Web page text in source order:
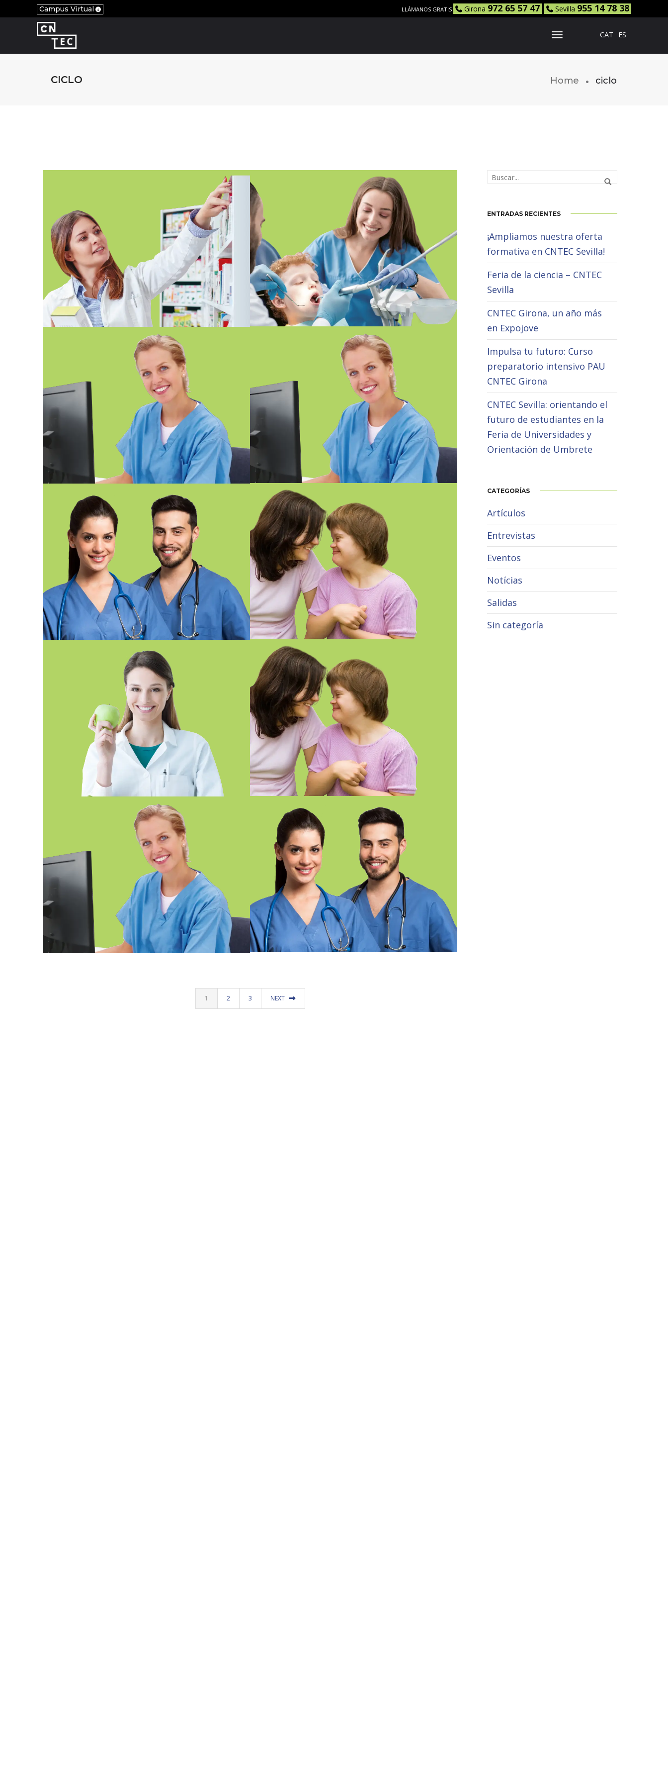
Campus Virtual LLÁMANOS GRATIS Girona 972 65 57 47 Sevilla 955 14 78 38
Toggle Navigation
ES
CAT
CICLO Home ciclo
FP EN FARMACIA Y
PARAFARMACIA ONLINE SEVILLA
FP EN HIGIENE BUCODENTAL
ONLINE SEVILLA
TÉCNICO/A EN DOCUMENTACIÓN
Y ADMINISTRACIÓN SANITARIAS
GIRONA
FP EN DOCUMENTACIÓN Y
ADMINISTRACIÓN SANITARIAS
ONLINE GIRONA
FP SUPERIOR EN INTEGRACIÓN
SOCIAL ONLINE GIRONA
FP EN CUIDADOS AUXILIARES DE
ENFERMERÍA ONLINE GIRONA
FP SUPERIOR EN INTEGRACIÓN
SOCIAL ONLINE SEVILLA
FP SUPERIOR EN DIETÉTICA
ONLINE SEVILLA
FP EN CUIDADOS AUXILIARES DE
ENFERMERÍA ONLINE SEVILLA
FP EN DOCUMENTACIÓN Y
ADMINISTRACIÓN SANITARIAS
ONLINE SEVILLA
1 2 3 NEXT
ENTRADAS RECIENTES
¡Ampliamos nuestra oferta
formativa en CNTEC Sevilla!
Feria de la ciencia – CNTEC
Sevilla
CNTEC Girona, un año más
en Expojove
Impulsa tu futuro: Curso
preparatorio intensivo PAU
CNTEC Girona
CNTEC Sevilla: orientando el
futuro de estudiantes en la
Feria de Universidades y
Orientación de Umbrete
CATEGORÍAS
Artículos
Entrevistas
Eventos
Notícias
Salidas
Sin categoría